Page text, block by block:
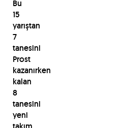
Bu
15
yarıştan
7
tanesini
Prost
kazanırken
kalan
8
tanesini
yeni